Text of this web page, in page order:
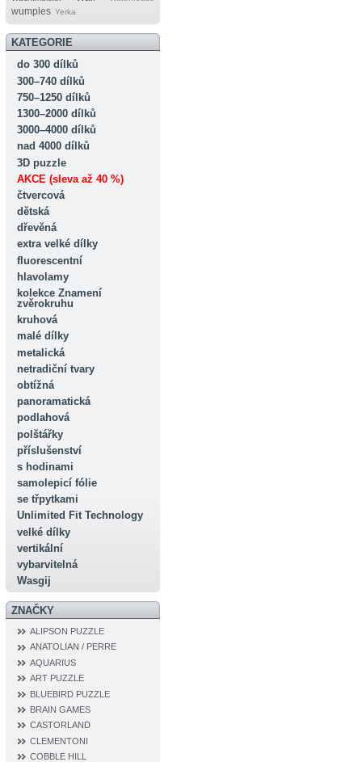
wumples Yerka
KATEGORIE
do 300 dílků
300–740 dílků
750–1250 dílků
1300–2000 dílků
3000–4000 dílků
nad 4000 dílků
3D puzzle
AKCE (sleva až 40 %)
čtvercová
dětská
dřevěná
extra velké dílky
fluorescentní
hlavolamy
kolekce Znamení
zvěrokruhu
kruhová
malé dílky
metalická
netradiční tvary
obtížná
panoramatická
podlahová
polštářky
příslušenství
s hodinami
samolepicí fólie
se třpytkami
Unlimited Fit Technology
velké dílky
vertikální
vybarvitelná
Wasgij
ZNAČKY
ALIPSON PUZZLE
ANATOLIAN / PERRE
AQUARIUS
ART PUZZLE
BLUEBIRD PUZZLE
BRAIN GAMES
CASTORLAND
CLEMENTONI
COBBLE HILL